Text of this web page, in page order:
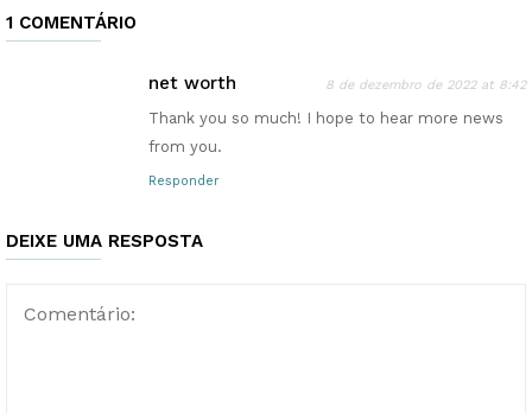
1 COMENTÁRIO
net worth 8 de dezembro de 2022 at 8:42
Thank you so much! I hope to hear more news
from you.
Responder
DEIXE UMA RESPOSTA